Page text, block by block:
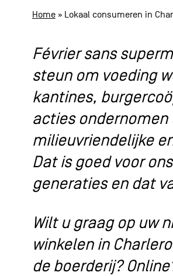
Home» Lokaal consumeren in
Février sans
steun om voeding
kantines,
acties
milieuvriendelijke
Dat is goed voor
generaties en dat
Wilt u graag op uw
winkelen in
de boerderij?